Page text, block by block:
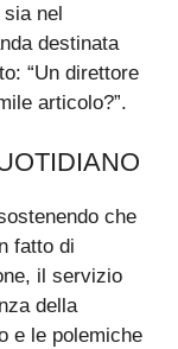
nel
destinata
“Un direttore
articolo?”.
che
fatto di
il servizio
della
e le polemiche